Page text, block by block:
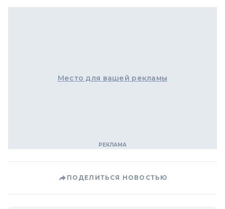
Место для вашей рекламы
ПОДЕЛИТЬСЯ НОВОСТЬЮ